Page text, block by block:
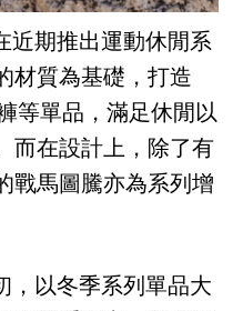
近期推出運動休閒系
材質為基礎，打造
等單品，滿足休閒以
而在設計上，除了有
戰馬圖騰亦為系列增
，以冬季系列單品大